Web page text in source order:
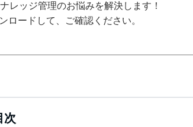
レッジ管理のお悩みを解決します！
ロードして、ご確認ください。
次